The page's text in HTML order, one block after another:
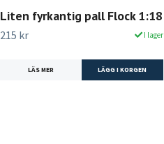
Liten fyrkantig pall Flock 1:18
215 kr I lager
LÄS MER LÄGG I KORGEN